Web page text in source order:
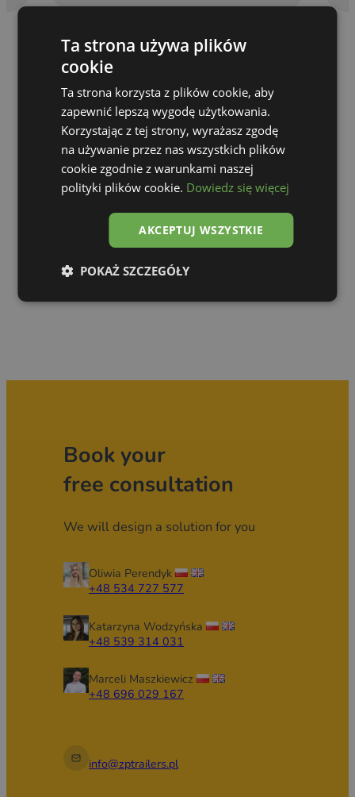
Book your
free consultation
We will design a solution for you
Oliwia Perendyk
+48 534 727 577
Katarzyna Wodzyńska
+48 539 314 031
Marceli Maszkiewicz
+48 696 029 167
info@zptrailers.pl
Ta strona używa plików
cookie
Ta strona korzysta z plików cookie, aby
zapewnić lepszą wygodę użytkowania.
Korzystając z tej strony, wyrażasz zgodę
na używanie przez nas wszystkich plików
cookie zgodnie z warunkami naszej
polityki plików cookie. Dowiedz się więcej
AKCEPTUJ WSZYSTKIE
POKAŻ SZCZEGÓŁY